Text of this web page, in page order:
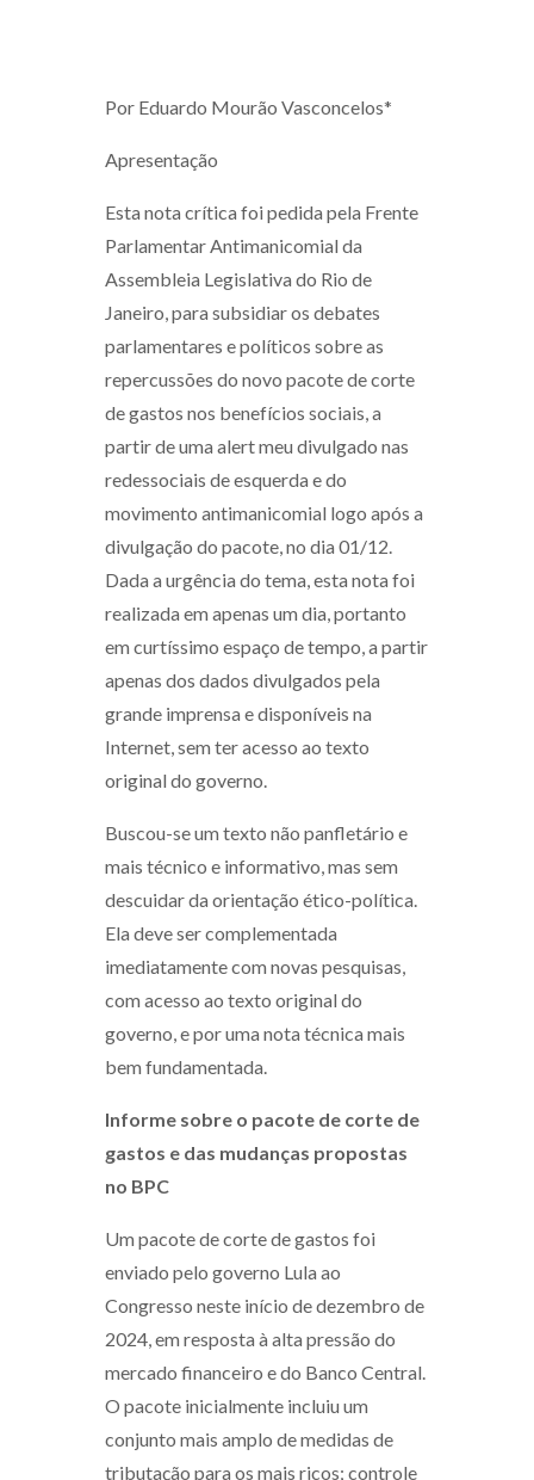
Por Eduardo Mourão Vasconcelos*
Apresentação
Esta nota crítica foi pedida pela Frente
Parlamentar Antimanicomial da
Assembleia Legislativa do Rio de
Janeiro, para subsidiar os debates
parlamentares e políticos sobre as
repercussões do novo pacote de corte
de gastos nos benefícios sociais, a
partir de uma alert meu divulgado nas
redessociais de esquerda e do
movimento antimanicomial logo após a
divulgação do pacote, no dia 01/12.
Dada a urgência do tema, esta nota foi
realizada em apenas um dia, portanto
em curtíssimo espaço de tempo, a partir
apenas dos dados divulgados pela
grande imprensa e disponíveis na
Internet, sem ter acesso ao texto
original do governo.
Buscou-se um texto não panfletário e
mais técnico e informativo, mas sem
descuidar da orientação ético-política.
Ela deve ser complementada
imediatamente com novas pesquisas,
com acesso ao texto original do
governo, e por uma nota técnica mais
bem fundamentada.
Informe sobre o pacote de corte de
gastos e das mudanças propostas
no BPC
Um pacote de corte de gastos foi
enviado pelo governo Lula ao
Congresso neste início de dezembro de
2024, em resposta à alta pressão do
mercado financeiro e do Banco Central.
O pacote inicialmente incluiu um
conjunto mais amplo de medidas de
tributação para os mais ricos; controle